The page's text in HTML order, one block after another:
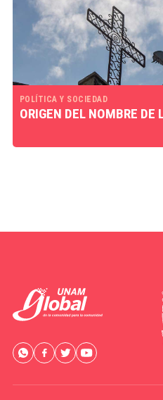
POLÍTICA Y SOCIEDAD
ORIGEN DEL NOMBRE DE